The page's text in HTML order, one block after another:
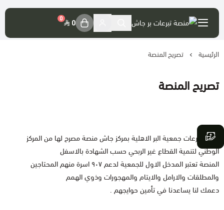
العربية |
حسابي
حسابات الجمعية
تصريح المنصة
فضل التبرع
0 0
الرئيسية تصريح المنصة
تصريح المنصة
منصة تبرعات جمعية البر الاهلية بمركز جاش منصة مصرح لها من المركز
الوطني لتنمية القطاع غير الربحي حسب الشهادة بالاسفل
المنصة تعتبر المدخل الاول للجمعية لدعم ٩٠٧ اسرة منهم المحتاجين
والمطلقات والارامل والايتام والمهجورات وذوي الهمم
دعمك لنا يساعدنا في تأمين حوايجهم .